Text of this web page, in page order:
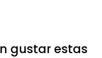
gustar estas